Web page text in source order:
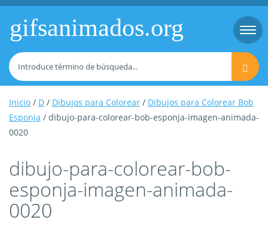
gifsanimados.org
Inicio / D / Dibujos para Colorear / Dibujos para Colorear Bob
Esponja / dibujo-para-colorear-bob-esponja-imagen-animada-
0020
dibujo-para-colorear-bob-
esponja-imagen-animada-
0020